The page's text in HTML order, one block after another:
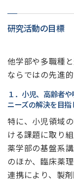
研究活動の目標
他学部や多職種
ならではの先進
１．小児、高齢者
ニーズの解決を目指
特に、小児領域
ける課題に取り組
薬学部の基盤系
のほか、臨床薬
連携により、製